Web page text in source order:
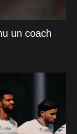
un coach